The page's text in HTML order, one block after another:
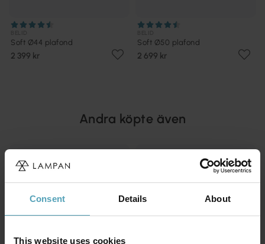
Consent Details About
This website uses cookies
Soft Ø44 plafond
2 399 kr
Soft Ø50 plafond
2 699 kr
Andra köpte även